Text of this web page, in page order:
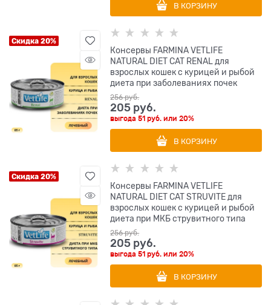
В КОРЗИНУ
Скидка 20%
Консервы FARMINA VETLIFE
NATURAL DIET CAT RENAL для
взрослых кошек с курицей и рыбой
диета при заболеваниях почек
256 руб.
205 руб.
выгода51 руб. или20%
В КОРЗИНУ
Скидка 20%
Консервы FARMINA VETLIFE
NATURAL DIET CAT STRUVITE для
взрослых кошек с курицей и рыбой
диета при МКБ струвитного типа
256 руб.
205 руб.
выгода51 руб. или20%
В КОРЗИНУ